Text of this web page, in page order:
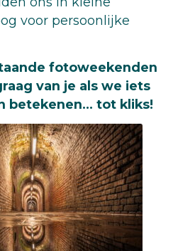
voor persoonlijke
fotoweekenden
van je als we iets
betekenen… tot kliks!